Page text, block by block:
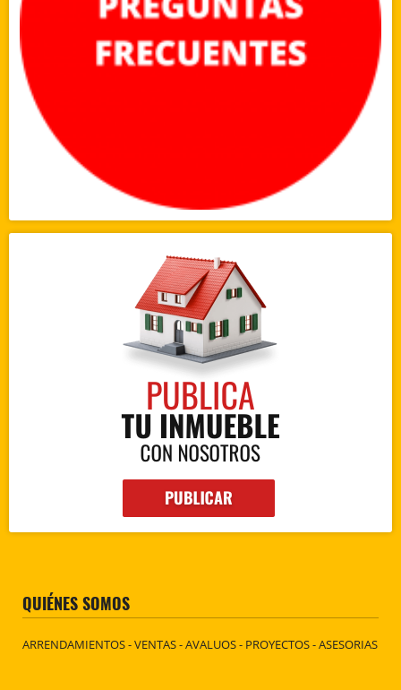
QUIÉNES SOMOS
ARRENDAMIENTOS - VENTAS - AVALUOS - PROYECTOS - ASESORIAS